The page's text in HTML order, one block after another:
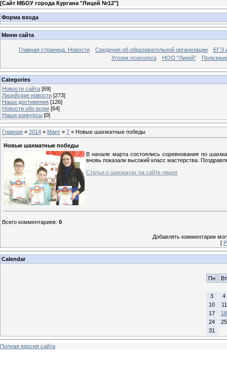
[Сайт МБОУ города Кургана "Лицей №12"]
Форма входа
Меню сайта
Главная страница. Новости Сведения об образовательной организации
ЕГЭ
Уголок психолога
НОО "Ликей"
Categories
Новости сайта [69]
Лицейские новости [273]
Наши достижения [126]
Новости обо всем [64]
Наши конкурсы [0]
Главная » 2014 » Март » 7 » Новые шахматные победы
Новые шахматные победы
В начале марта состоялись соревнования по
вновь показали высокий класс мастерства.
Статьи о шахматах на сайте лицея
Всего комментариев: 0
Добавлять комментарии
[
Calendar
Пн Вт
3
4
10
11
17
18
24
25
31
Полная версия сайта